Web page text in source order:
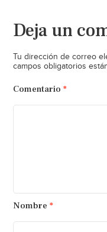
Deja un
Tu dirección de correo
campos obligatorios
Comentario *
Nombre *